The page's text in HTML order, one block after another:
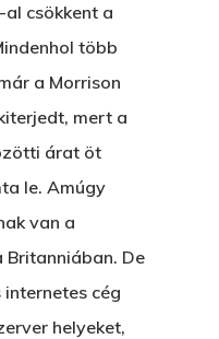
csökkent a
több
a Morrison
mert a
árat öt
le. Amúgy
van a
Britanniában. De
cég
helyeket,
Pofád, Az Van!
Ment A Hűtlen
Egy Be-Fektetést,
Betli
Egy Világbajnokságot,
About Salient
The Castle
Unit 345
2500 Castle Dr
Manhattan, NY
T:+216 (0)40 3629
E: